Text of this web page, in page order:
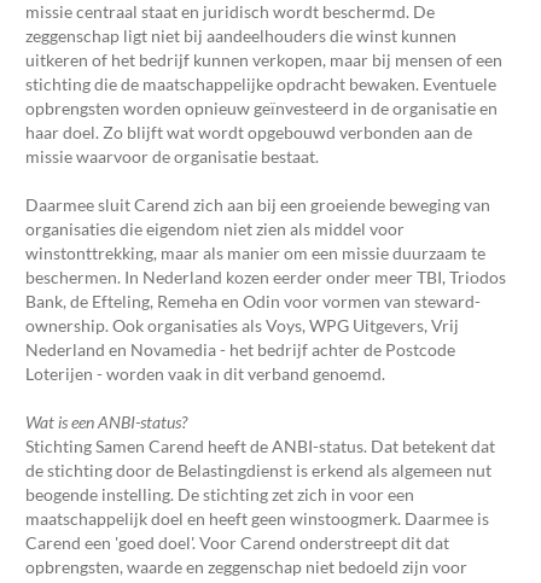
missie centraal staat en juridisch wordt beschermd. De
zeggenschap ligt niet bij aandeelhouders die winst kunnen
uitkeren of het bedrijf kunnen verkopen, maar bij mensen of een
stichting die de maatschappelijke opdracht bewaken. Eventuele
opbrengsten worden opnieuw geïnvesteerd in de organisatie en
haar doel. Zo blijft wat wordt opgebouwd verbonden aan de
missie waarvoor de organisatie bestaat.
Daarmee sluit Carend zich aan bij een groeiende beweging van
organisaties die eigendom niet zien als middel voor
winstonttrekking, maar als manier om een missie duurzaam te
beschermen. In Nederland kozen eerder onder meer TBI, Triodos
Bank, de Efteling, Remeha en Odin voor vormen van steward-
ownership. Ook organisaties als Voys, WPG Uitgevers, Vrij
Nederland en Novamedia - het bedrijf achter de Postcode
Loterijen - worden vaak in dit verband genoemd.
Wat is een ANBI-status?
Stichting Samen Carend heeft de ANBI-status. Dat betekent dat
de stichting door de Belastingdienst is erkend als algemeen nut
beogende instelling. De stichting zet zich in voor een
maatschappelijk doel en heeft geen winstoogmerk. Daarmee is
Carend een 'goed doel'. Voor Carend onderstreept dit dat
opbrengsten, waarde en zeggenschap niet bedoeld zijn voor